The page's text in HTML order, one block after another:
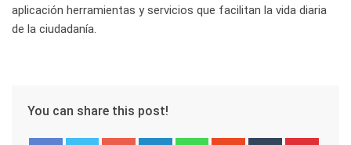
aplicación herramientas y servicios que facilitan la vida diaria
de la ciudadanía.
You can share this post!